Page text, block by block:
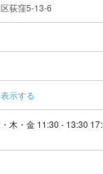
荻窪5-13-6
示する
木・金 11:30 - 13:30